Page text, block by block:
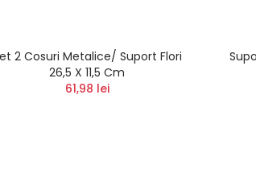
2 Cosuri Metalice/ Suport Flori
26,5 X 11,5 Cm
61,98 lei